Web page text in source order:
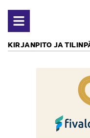
Avaa valikko
KIRJANPITO JA